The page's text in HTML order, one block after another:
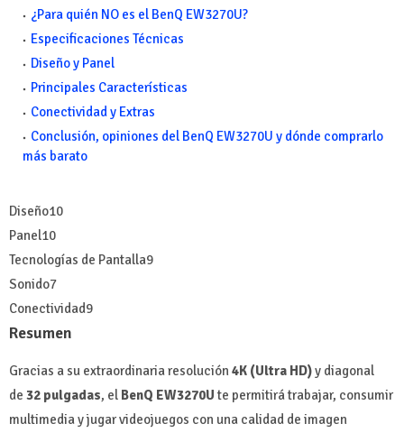
¿Para quién NO es el BenQ EW3270U?
Especificaciones Técnicas
Diseño y Panel
Principales Características
Conectividad y Extras
Conclusión, opiniones del BenQ EW3270U y dónde comprarlo
más barato
Diseño10
Panel10
Tecnologías de Pantalla9
Sonido7
Conectividad9
Resumen
Gracias a su extraordinaria resolución 4K (Ultra HD)y diagonal
de 32 pulgadas, el BenQ EW3270Ute permitirá trabajar, consumir
multimedia y jugar videojuegos con una calidad de imagen